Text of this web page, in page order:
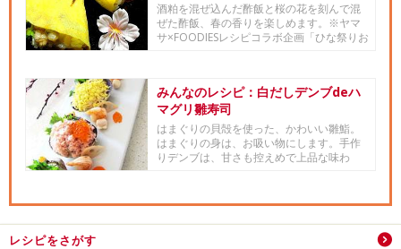
酒粕を混ぜ込んだ酢飯と桜の花を刻んで混
ぜた酢飯、春の香りを楽しめます。※ヤマ
サ×FOODIESレシピコラボ企画「ひな祭りお
みんなのレシピ：白だしデンブdeハ
マグリ雛寿司
はまぐりの貝殻を使った、かわいい雛鮨。
はまぐりの身は、お吸い物にします。手作
りデンブは、甘さも控えめで上品な味わ
レシピをさがす